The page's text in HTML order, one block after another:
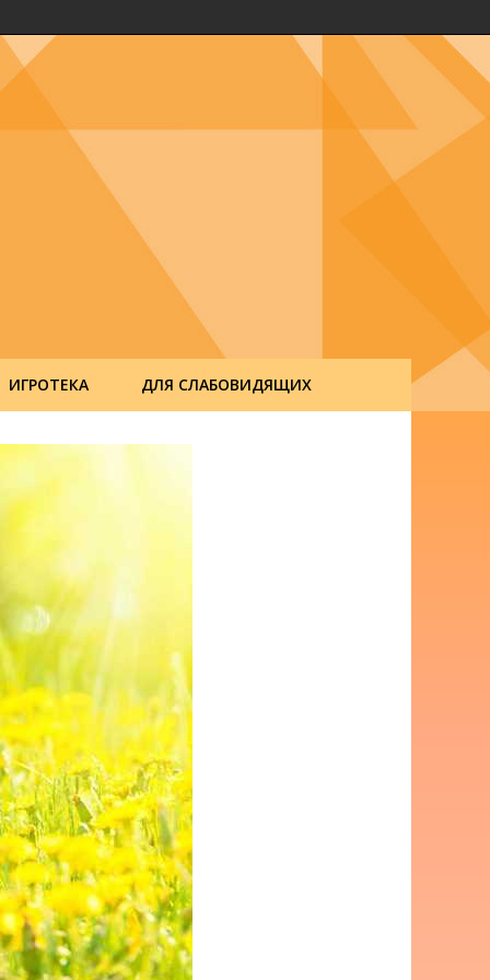
ИГРОТЕКА ДЛЯ СЛАБОВИДЯЩИХ